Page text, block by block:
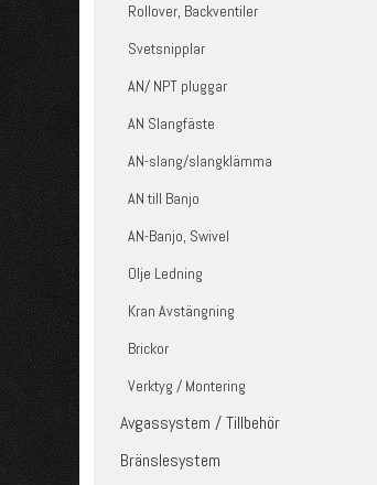
Rollover, Backventiler
Svetsnipplar
AN/ NPT pluggar
AN Slangfäste
AN-slang/slangklämma
AN till Banjo
AN-Banjo, Swivel
Olje Ledning
Kran Avstängning
Brickor
Verktyg / Montering
Avgassystem / Tillbehör
Bränslesystem